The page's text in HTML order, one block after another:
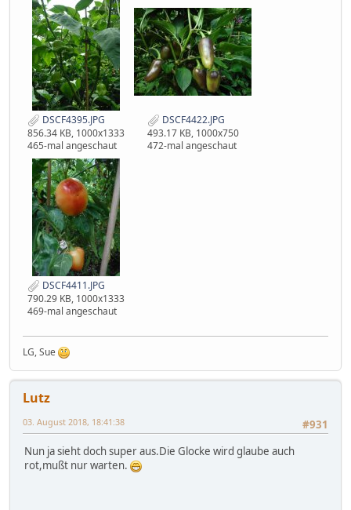
DSCF4395.JPG
856.34 KB, 1000x1333
465-mal angeschaut
DSCF4422.JPG
493.17 KB, 1000x750
472-mal angeschaut
DSCF4411.JPG
790.29 KB, 1000x1333
469-mal angeschaut
LG, Sue
Lutz
#931
03. August 2018, 18:41:38
Nun ja sieht doch super aus.Die Glocke wird glaube auch
rot,mußt nur warten.